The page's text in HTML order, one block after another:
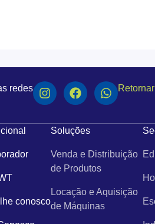
redes
conosco
Soluções
Venda e Distribuição
de Produtos
Locação e Aquisição
de Máquinas